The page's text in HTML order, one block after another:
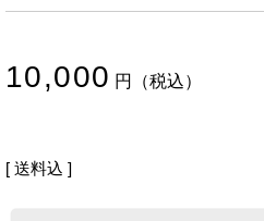
10,000 税込
送料込